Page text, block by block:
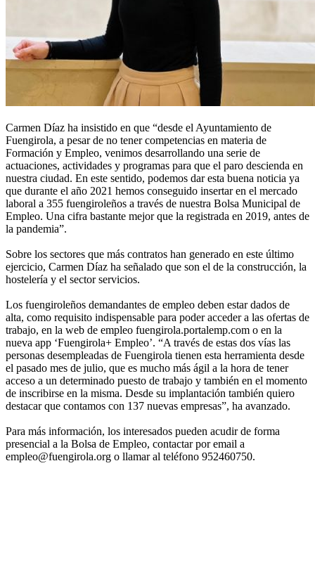
Carmen Díaz ha insistido en que “desde el Ayuntamiento de
Fuengirola, a pesar de no tener competencias en materia de
Formación y Empleo, venimos desarrollando una serie de
actuaciones, actividades y programas para que el paro descienda en
nuestra ciudad. En este sentido, podemos dar esta buena noticia ya
que durante el año 2021 hemos conseguido insertar en el mercado
laboral a 355 fuengiroleños a través de nuestra Bolsa Municipal de
Empleo. Una cifra bastante mejor que la registrada en 2019, antes de
la pandemia”.
Sobre los sectores que más contratos han generado en este último
ejercicio, Carmen Díaz ha señalado que son el de la construcción, la
hostelería y el sector servicios.
Los fuengiroleños demandantes de empleo deben estar dados de
alta, como requisito indispensable para poder acceder a las ofertas de
trabajo, en la web de empleo fuengirola.portalemp.com o en la
nueva app ‘Fuengirola+ Empleo’. “A través de estas dos vías las
personas desempleadas de Fuengirola tienen esta herramienta desde
el pasado mes de julio, que es mucho más ágil a la hora de tener
acceso a un determinado puesto de trabajo y también en el momento
de inscribirse en la misma. Desde su implantación también quiero
destacar que contamos con 137 nuevas empresas”, ha avanzado.
Para más información, los interesados pueden acudir de forma
presencial a la Bolsa de Empleo, contactar por email a
empleo@fuengirola.org o llamar al teléfono 952460750.